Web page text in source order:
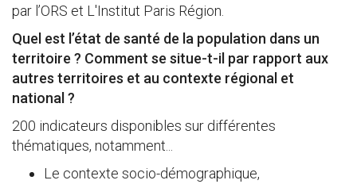
par l’ORS et L'Institut Paris Région.
Quel est l’état de santé de la population dans un
territoire ? Comment se situe-t-il par rapport aux
autres territoires et au contexte régional et
national ?
200 indicateurs disponibles sur différentes
thématiques, notamment...
Le contexte socio-démographique,